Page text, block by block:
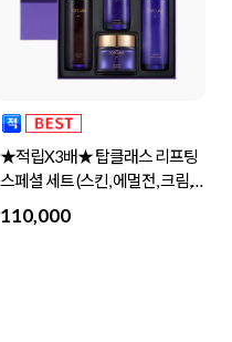
★적립X3배★ 탑클래스 리프팅
스페셜 세트 (스킨, 에멀전, 크림,
110,000